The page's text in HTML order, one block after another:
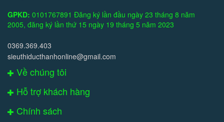
GPKD: 0101767891 Đăng ký lần đầu ngày 23 tháng 8 năm
2005, đăng ký lần thứ 15 ngày 19 tháng 5 năm 2023
0369.369.403
sieuthiducthanhonline@gmail.com
Về chúng tôi
Hỗ trợ khách hàng
Chính sách